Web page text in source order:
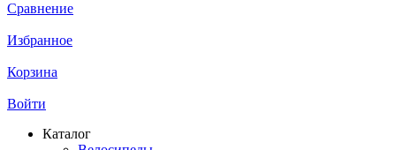
Сравнение
Избранное
Корзина
Войти
Каталог